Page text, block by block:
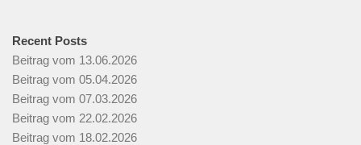
Recent Posts
Beitrag vom 13.06.2026
Beitrag vom 05.04.2026
Beitrag vom 07.03.2026
Beitrag vom 22.02.2026
Beitrag vom 18.02.2026